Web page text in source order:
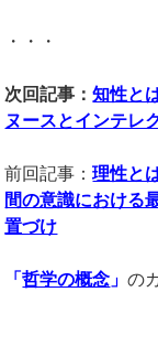
・・・
次回記事：知性と
ヌースとインテレ
前回記事：理性と
間の意識における
置づけ
「哲学の概念 」の